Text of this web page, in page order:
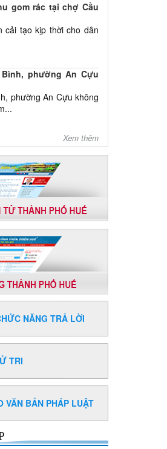
gom rác tại chợ Cầu
cải tạo kịp thời cho dân
phường An Cựu
phường An Cựu không
Xem thêm
NĂNG TRẢ LỜI
TRI
VĂN BẢN PHÁP LUẬT